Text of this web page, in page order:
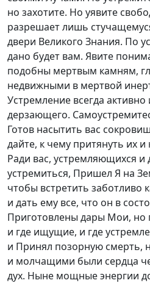
но захотите. Но уявите
разрешает лишь
двери Великого Знания. По
дано будет вам. Явите
подобны мертвым камням,
недвижными в мертвой
Устремление всегда активно
дерзающего.
Готов насытить вас
дайте, к чему притянуть их
Ради вас, устремляющихся
устремиться, Пришел Я на
чтобы встретить заботливо
и дать ему все, что он в
Приготовлены дары Мои, но
и где ищущие, и где
и Принял позорную смерть,
и молчащими были сердца
дух. Ныне мощные энергии